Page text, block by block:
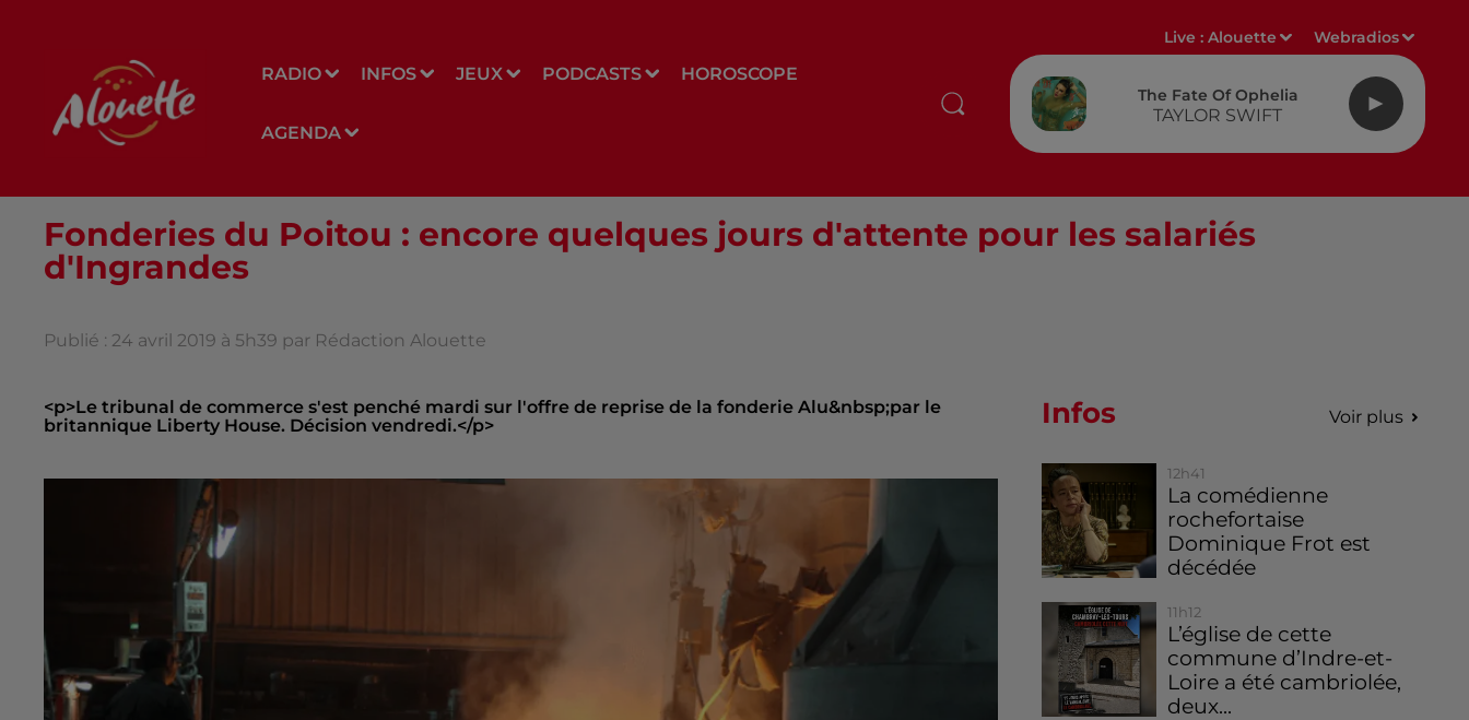
RADIO INFOS JEUX PODCASTS HOROSCOPE
AGENDA
Live :Alouette Webradios
The Fate Of Ophelia
TAYLOR SWIFT
Fonderies du Poitou : encore quelques jours d'attente pour les salariés
d'Ingrandes
Publié : 24 avril 2019 à 5h39 par Rédaction Alouette
<p>Le tribunal de commerce s'est penché mardi sur l'offre de reprise de la fonderie Alu&nbsp;par le
Infos Voir plus
12h41
La comédienne
rochefortaise
Dominique Frot est
décédée
11h12
L’église de cette
commune d’Indre-et-
Loire a été cambriolée,
deux...